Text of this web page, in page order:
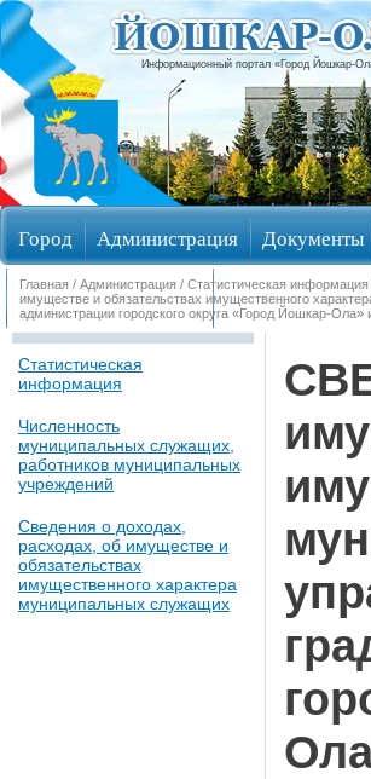
Информационный портал «Город Йошкар-
Город Администрация Документы
Обращения граждан Общественные
Главная / Администрация / Статистическая информация
имуществе и обязательствах имущественного
администрации городского округа «Город Йошкар-Ола»
Статистическая
информация
Численность
муниципальных служащих,
работников муниципальных
учреждений
Сведения о доходах,
расходах, об имуществе и
обязательствах
имущественного характера
муниципальных служащих